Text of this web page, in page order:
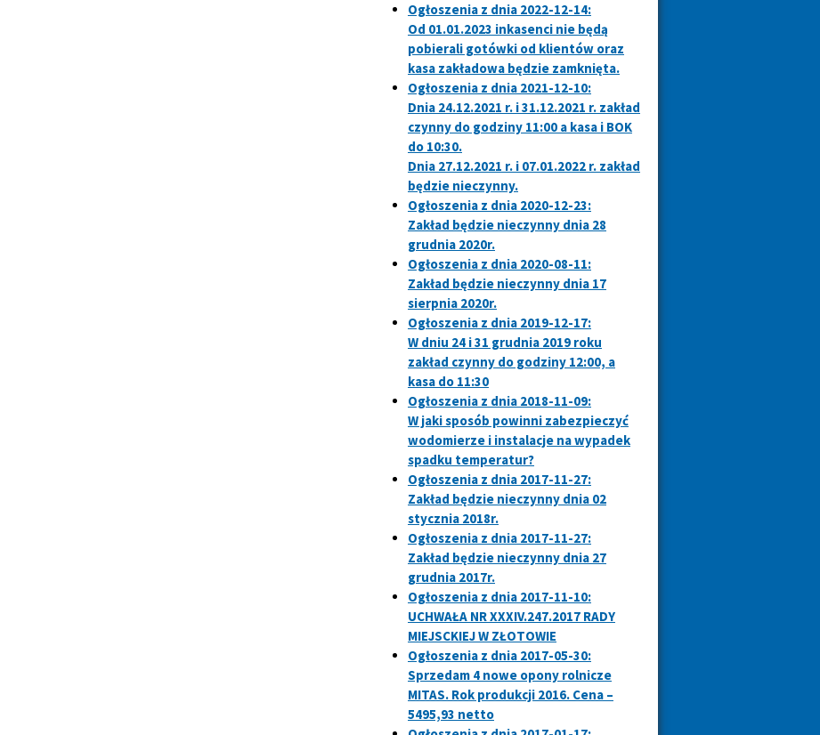
Ogłoszenia z dnia 2022-12-14:
Od 01.01.2023 inkasenci nie będą
pobierali gotówki od klientów oraz
kasa zakładowa będzie zamknięta.
Ogłoszenia z dnia 2021-12-10:
Dnia 24.12.2021 r. i 31.12.2021 r. zakład
czynny do godziny 11:00 a kasa i BOK
do 10:30.
Dnia 27.12.2021 r. i 07.01.2022 r. zakład
będzie nieczynny.
Ogłoszenia z dnia 2020-12-23:
Zakład będzie nieczynny dnia 28
grudnia 2020r.
Ogłoszenia z dnia 2020-08-11:
Zakład będzie nieczynny dnia 17
sierpnia 2020r.
Ogłoszenia z dnia 2019-12-17:
W dniu 24 i 31 grudnia 2019 roku
zakład czynny do godziny 12:00, a
kasa do 11:30
Ogłoszenia z dnia 2018-11-09:
W jaki sposób powinni zabezpieczyć
wodomierze i instalacje na wypadek
spadku temperatur?
Ogłoszenia z dnia 2017-11-27:
Zakład będzie nieczynny dnia 02
stycznia 2018r.
Ogłoszenia z dnia 2017-11-27:
Zakład będzie nieczynny dnia 27
grudnia 2017r.
Ogłoszenia z dnia 2017-11-10:
UCHWAŁA NR XXXIV.247.2017 RADY
MIEJSCKIEJ W ZŁOTOWIE
Ogłoszenia z dnia 2017-05-30:
Sprzedam 4 nowe opony rolnicze
MITAS. Rok produkcji 2016. Cena –
5495,93 netto